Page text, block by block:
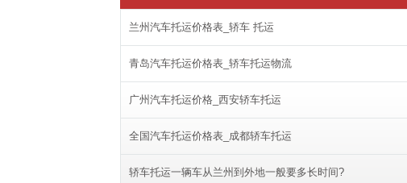
兰州汽车托运价格表_轿车 托运
青岛汽车托运价格表_轿车托运物流
广州汽车托运价格_西安轿车托运
全国汽车托运价格表_成都轿车托运
轿车托运一辆车从兰州到外地一般要多长时间?